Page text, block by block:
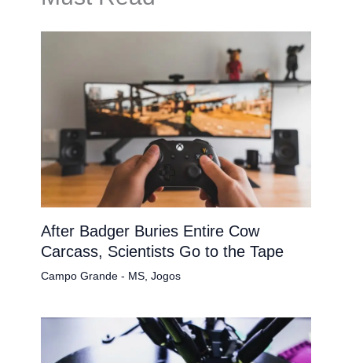
After Badger Buries Entire Cow
Carcass, Scientists Go to the Tape
Campo Grande - MS, Jogos